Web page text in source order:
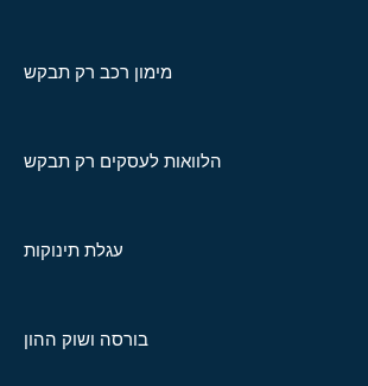
מימון רכב רק תבקש
הלוואות לעסקים רק תבקש
עגלת תינוקות
בורסה ושוק ההון